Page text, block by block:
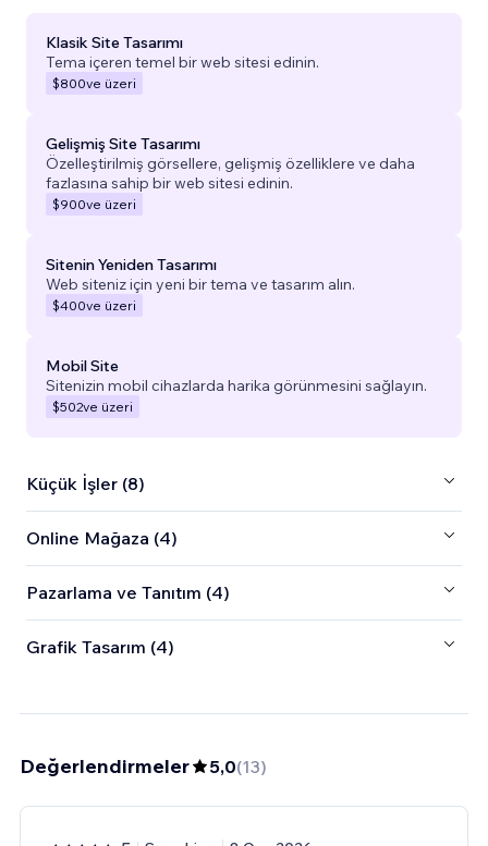
Klasik Site Tasarımı
Tema içeren temel bir web sitesi edinin.
$800ve üzeri
Gelişmiş Site Tasarımı
Özelleştirilmiş görsellere, gelişmiş özelliklere ve daha
fazlasına sahip bir web sitesi edinin.
$900ve üzeri
Sitenin Yeniden Tasarımı
Web siteniz için yeni bir tema ve tasarım alın.
$400ve üzeri
Mobil Site
Sitenizin mobil cihazlarda harika görünmesini sağlayın.
$502ve üzeri
Küçük İşler (8)
Online Mağaza (4)
Pazarlama ve Tanıtım (4)
Grafik Tasarım (4)
Değerlendirmeler 5,0(13)